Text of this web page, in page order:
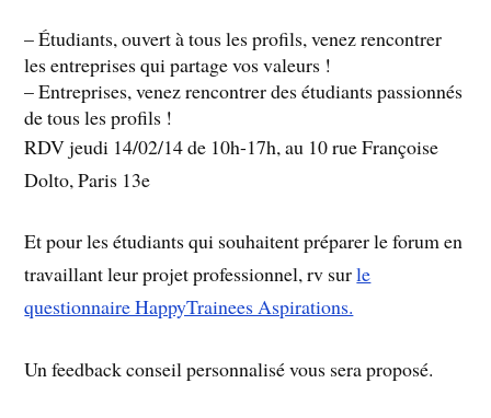
– Étudiants, ouvert à tous les profils, venez rencontrer
les entreprises qui partage vos valeurs !
– Entreprises, venez rencontrer des étudiants passionnés
de tous les profils !
RDV jeudi 14/02/14 de 10h-17h, au 10 rue Françoise
Dolto, Paris 13e
Et pour les étudiants qui souhaitent préparer le forum en
travaillant leur projet professionnel, rv surle
questionnaire HappyTrainees Aspirations.
Un feedback conseil personnalisé vous sera proposé.